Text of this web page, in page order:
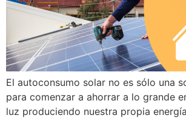
El autoconsumo solar no es sólo una
para comenzar a ahorrar a lo grande
luz produciendo nuestra propia